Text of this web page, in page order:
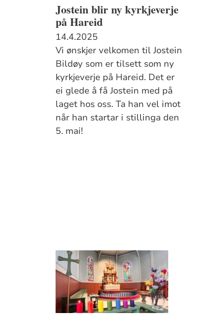
Jostein blir ny kyrkjeverje
på Hareid
14.4.2025
Vi ønskjer velkomen til Jostein
Bildøy som er tilsett som ny
kyrkjeverje på Hareid. Det er
ei glede å få Jostein med på
laget hos oss. Ta han vel imot
når han startar i stillinga den
5. mai!